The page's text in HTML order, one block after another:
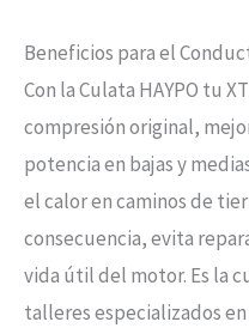
Beneficios para el
Con la Culata HAYPO tu
compresión original,
potencia en bajas y
el calor en caminos de
consecuencia, evita
vida útil del motor. Es la
talleres especializados